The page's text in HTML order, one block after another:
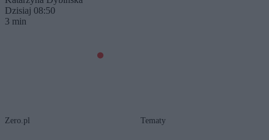
Dzisiaj 08:50
3 min
Zero.pl Tematy